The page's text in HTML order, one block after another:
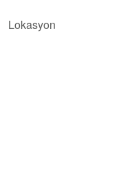
Lokasyon